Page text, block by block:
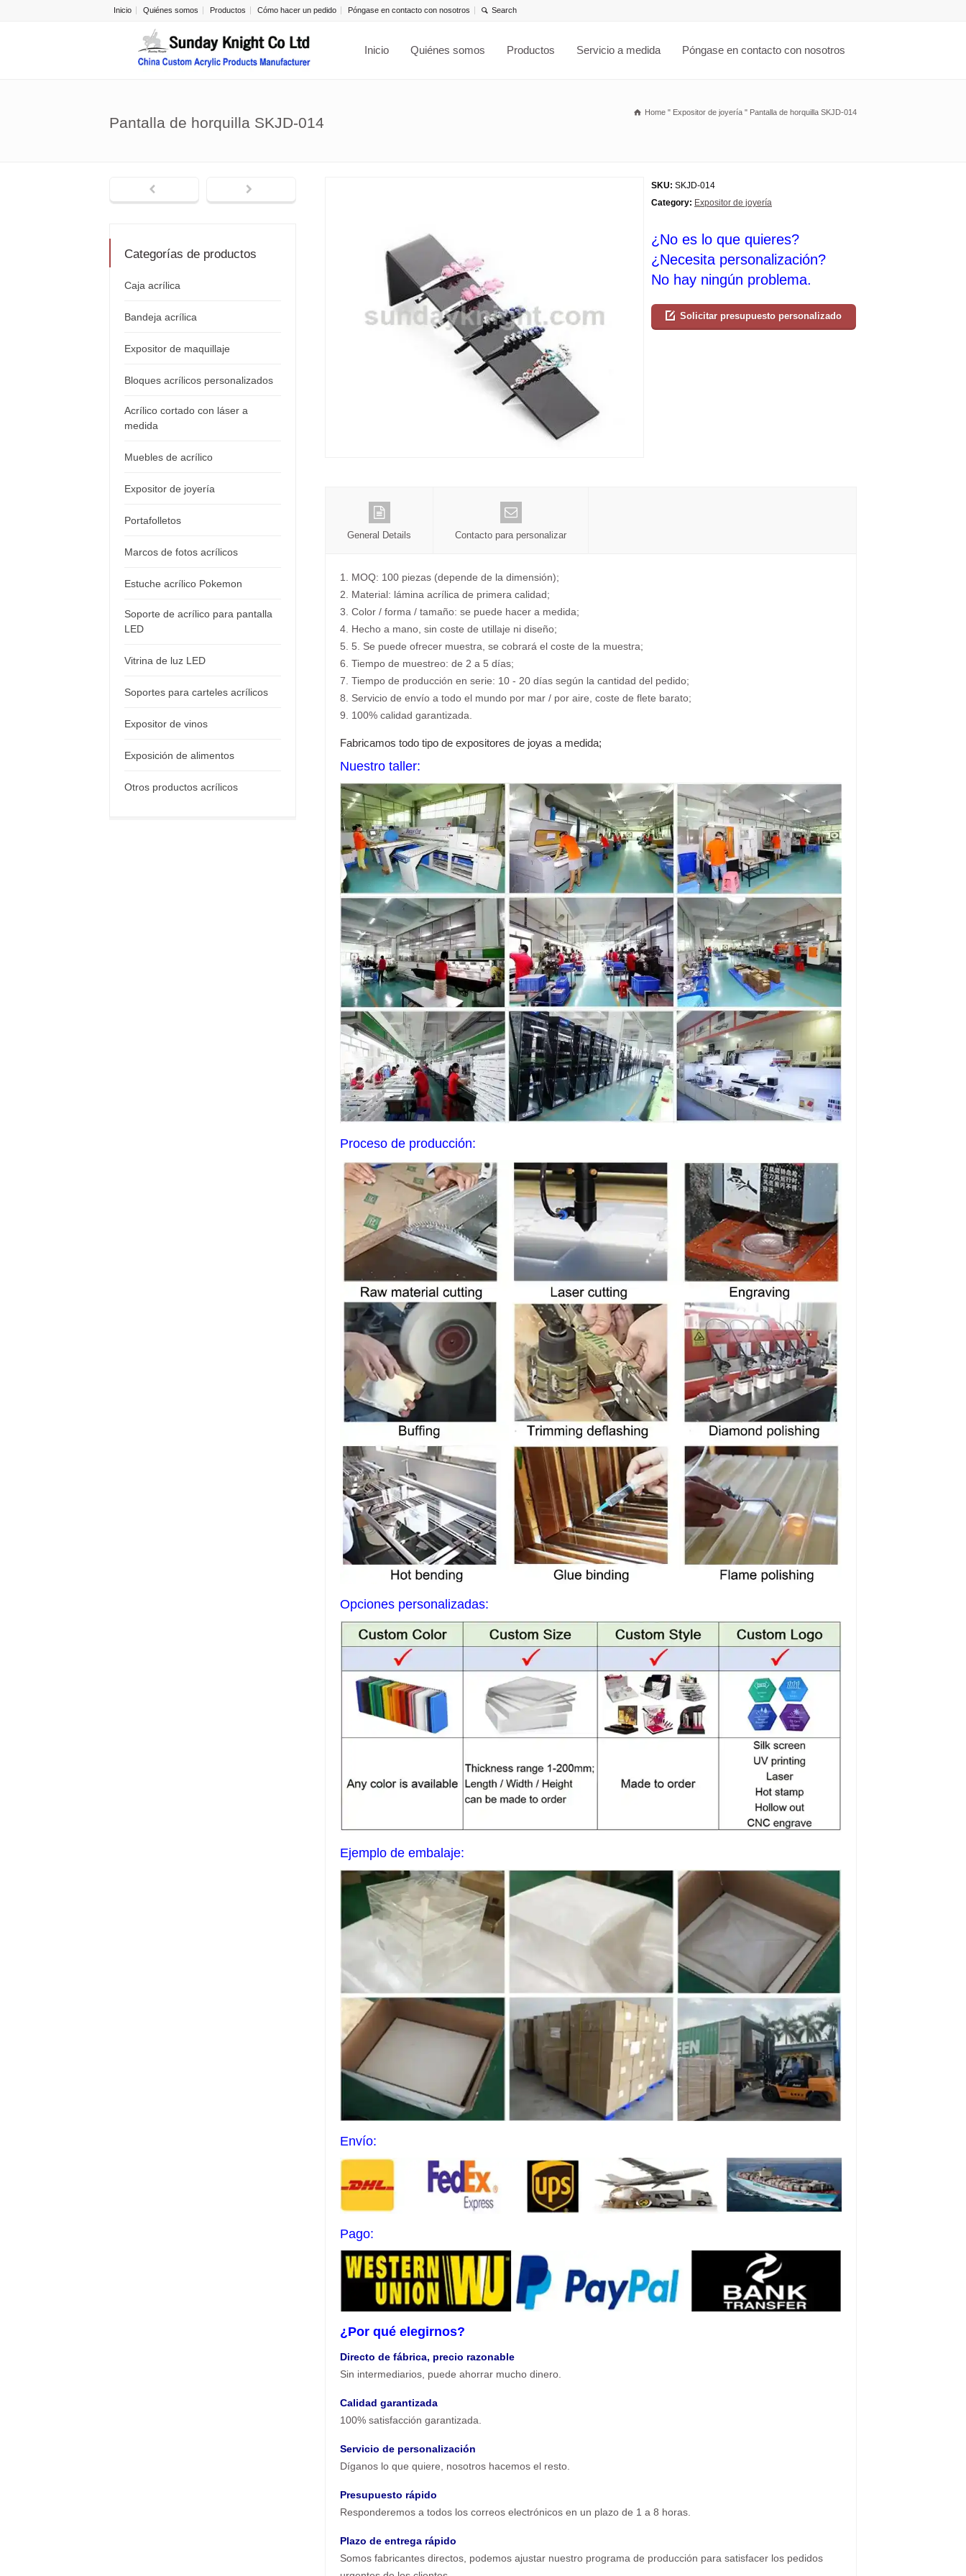
Inicio Quiénes somos Productos Cómo hacer un pedido Póngase en contacto con nosotros
Inicio Quiénes somos Productos Servicio a medida Póngase en contacto con nosotros
Pantalla de horquilla SKJD-014
Home " Expositor de joyería " Pantalla de horquilla SKJD-014
SKU: SKJD-014
Category: Expositor de joyería
¿No es lo que quieres?
¿Necesita personalización?
No hay ningún problema.
Solicitar presupuesto personalizado
General Details Contacto para personalizar
1. MOQ: 100 piezas (depende de la dimensión);
2. Material: lámina acrílica de primera calidad;
3. Color / forma / tamaño: se puede hacer a medida;
4. Hecho a mano, sin coste de utillaje ni diseño;
5. 5. Se puede ofrecer muestra, se cobrará el coste de la muestra;
6. Tiempo de muestreo: de 2 a 5 días;
7. Tiempo de producción en serie: 10 - 20 días según la cantidad del pedido;
8. Servicio de envío a todo el mundo por mar / por aire, coste de flete barato;
9. 100% calidad garantizada.
Fabricamos todo tipo de expositores de joyas a medida;
Nuestro taller:
Proceso de producción:
Opciones personalizadas:
Ejemplo de embalaje:
Envío:
Pago:
¿Por qué elegirnos?
Directo de fábrica, precio razonable
Sin intermediarios, puede ahorrar mucho dinero.
Calidad garantizada
100% satisfacción garantizada.
Servicio de personalización
Díganos lo que quiere, nosotros hacemos el resto.
Presupuesto rápido
Responderemos a todos los correos electrónicos en un plazo de 1 a 8 horas.
Plazo de entrega rápido
Somos fabricantes directos, podemos ajustar nuestro programa de producción para satisfacer los pedidos
Categorías de productos
Caja acrílica
Bandeja acrílica
Expositor de maquillaje
Bloques acrílicos personalizados
Acrílico cortado con láser a
medida
Muebles de acrílico
Expositor de joyería
Portafolletos
Marcos de fotos acrílicos
Estuche acrílico Pokemon
Soporte de acrílico para pantalla
LED
Vitrina de luz LED
Soportes para carteles acrílicos
Expositor de vinos
Exposición de alimentos
Otros productos acrílicos